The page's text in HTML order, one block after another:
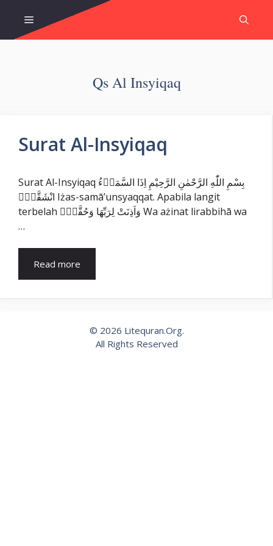
content
Menu
Qs Al Insyiqaq
Surat Al-Insyiqaq
Surat Al-Insyiqaq بِسْمِ اللّٰهِ الرَّحْمٰنِ الرَّحِيْمِ اِذَا السَّمَاۤءُ
انْشَقَّتْۙ Iżas-samā’unsyaqqat. Apabila langit
terbelah وَاَذِنَتْ لِرَبِّهَا وَحُقَّتْۙ Wa ażinat lirabbihā wa
…
Read more
© 2026 Litequran.Org.
All Rights Reserved